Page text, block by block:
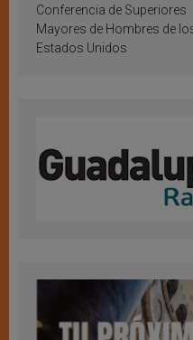
Conferencia de Superiores
Mayores de Hombres de
Estados Unidos